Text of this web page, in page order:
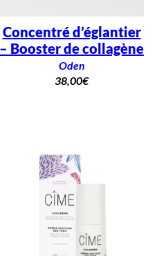
Concentré d’églantier
– Booster de collagène
Oden
38,00€